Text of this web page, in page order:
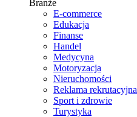
Branże
E-commerce
Edukacja
Finanse
Handel
Medycyna
Motoryzacja
Nieruchomości
Reklama rekrutacyjna
Sport i zdrowie
Turystyka